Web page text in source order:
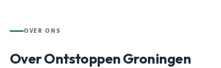
OVER ONS
Over Ontstoppen Groningen